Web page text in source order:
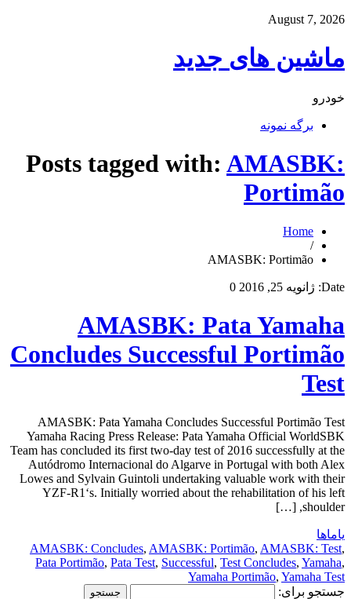
August 7, 2026
ماشین های جدید
خودرو
برگه نمونه
Posts tagged with: AMASBK:
Portimão
Home
/
AMASBK: Portimão
Date: ژانویه 25, 2016 0
AMASBK: Pata Yamaha
Concludes Successful Portimão
Test
AMASBK: Pata Yamaha Concludes Successful Portimão Test
Yamaha Racing Press Release: Pata Yamaha Official WorldSBK
Team has concluded its first two-day test of 2016 successfully at the
Autódromo Internacional do Algarve in Portugal with both Alex
Lowes and Sylvain Guintoli undertaking valuable work with their
YZF-R1‘s. Initially worried about the rehabilitation of his left
shoulder, […]
یاماها
AMASBK: Concludes, AMASBK: Portimão, AMASBK: Test,
Pata Portimão, Pata Test, Successful, Test Concludes, Yamaha,
Yamaha Portimão, Yamaha Test
جستجو برای: